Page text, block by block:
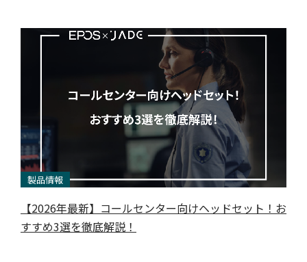
製品情報
【2026年最新】コールセンター向けヘッドセット！お
すすめ3選を徹底解説！